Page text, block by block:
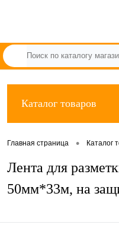
Каталог товаров
Главная страница • Каталог
Лента для
50мм*33м, на